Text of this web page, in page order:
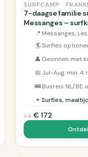
SURFCAMP ·
7-daagse familie
Messanges –
📍 Messanges,
🏄Surfles
👤 Gezinnen met
📅 Jul-Aug: min. 4
🚌Busreis NL/BE
✦ Surfles,
v.a. €172